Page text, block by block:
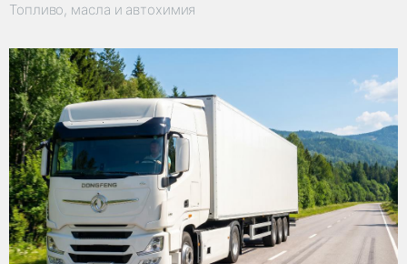
Топливо, масла и автохимия